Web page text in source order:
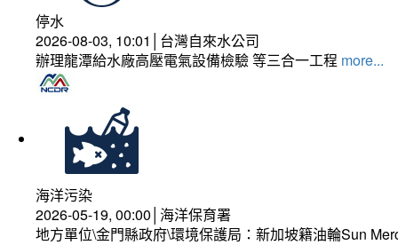
停水
2026-08-03, 10:01│台灣自來水公司
辦理龍潭給水廠高壓電氣設備檢驗 等三合一工程 more...
海洋污染
2026-05-19, 00:00│海洋保育署
地方單位\金門縣政府\環境保護局：新加坡籍油輪Sun